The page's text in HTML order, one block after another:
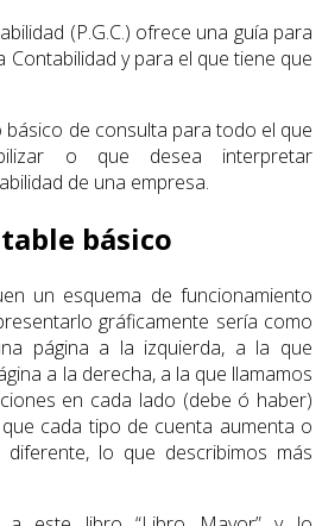
(P.G.C.) ofrece una guía para
Contabilidad y para el que tiene que
básico de consulta para todo el que
o que desea interpretar
de una empresa.
básico
un esquema de funcionamiento
gráficamente sería como
página a la izquierda, a la que
a la derecha, a la que llamamos
en cada lado (debe ó haber)
cada tipo de cuenta aumenta o
lo que describimos más